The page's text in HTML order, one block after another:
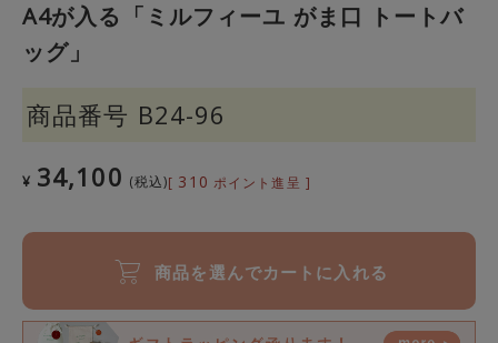
A4が入る「ミルフィーユ がま口 トートバ
ッグ」
商品番号 B24-96
¥ 34,100 税込 [ 310 ポイント進呈 ]
商品を選んでカートに入れる